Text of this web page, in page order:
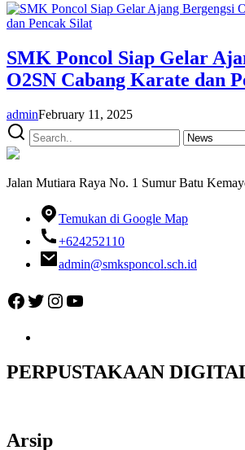
SMK Poncol Siap Gelar
O2SN Cabang Karate dan
adminFebruary 11, 2025
Jalan Mutiara Raya No. 1 Sumur Batu
Temukan di Google Map
+624252110
admin@smksponcol.sch.id
Facebook
Twitter
Instagram
YouTube
PERPUSTAKAAN
Arsip